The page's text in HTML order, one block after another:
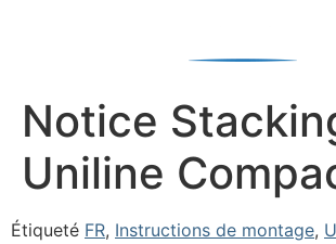
Notice
Uniline
Étiqueté FR, Instructions de montage,